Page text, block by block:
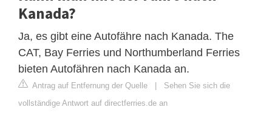
Kanada?
Ja, es gibt eine Autofähre nach Kanada. The
CAT, Bay Ferries und Northumberland Ferries
bieten Autofähren nach Kanada an.
Antrag auf Entfernung der Quelle | Sehen Sie sich die
vollständige Antwort auf directferries.de an